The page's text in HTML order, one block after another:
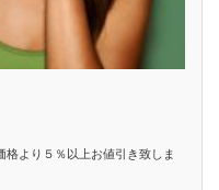
より５％以上お値引き致しま